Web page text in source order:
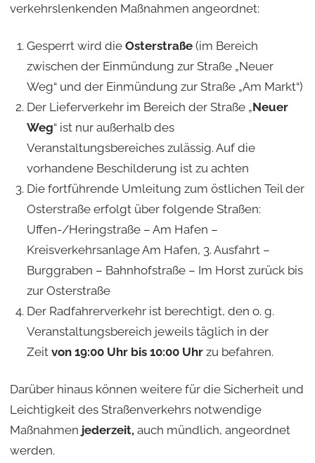
verkehrslenkenden Maßnahmen angeordnet:
Gesperrt wird die Osterstraße(im Bereich
zwischen der Einmündung zur Straße „Neuer
Weg“ und der Einmündung zur Straße „Am Markt“)
Der Lieferverkehr im Bereich der Straße „Neuer
Weg“ ist nur außerhalb des
Veranstaltungsbereiches zulässig. Auf die
vorhandene Beschilderung ist zu achten
Die fortführende Umleitung zum östlichen Teil der
Osterstraße erfolgt über folgende Straßen:
Uffen-/Heringstraße – Am Hafen –
Kreisverkehrsanlage Am Hafen, 3. Ausfahrt –
Burggraben – Bahnhofstraße – Im Horst zurück bis
zur Osterstraße
Der Radfahrerverkehr ist berechtigt, den o. g.
Veranstaltungsbereich jeweils täglich in der
Zeit von 19:00 Uhr bis 10:00 Uhrzu befahren.
Darüber hinaus können weitere für die Sicherheit und
Leichtigkeit des Straßenverkehrs notwendige
Maßnahmen jederzeit, auch mündlich, angeordnet
werden.